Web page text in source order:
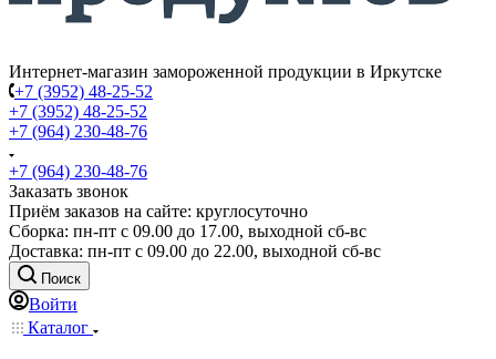
Интернет-магазин замороженной продукции в Иркутске
+7 (3952) 48-25-52
+7 (3952) 48-25-52
+7 (964) 230-48-76
+7 (964) 230-48-76
Заказать звонок
Приём заказов на сайте: круглосуточно
Сборка: пн-пт с 09.00 до 17.00, выходной сб-вс
Доставка: пн-пт с 09.00 до 22.00, выходной сб-вс
Поиск
Войти
Каталог